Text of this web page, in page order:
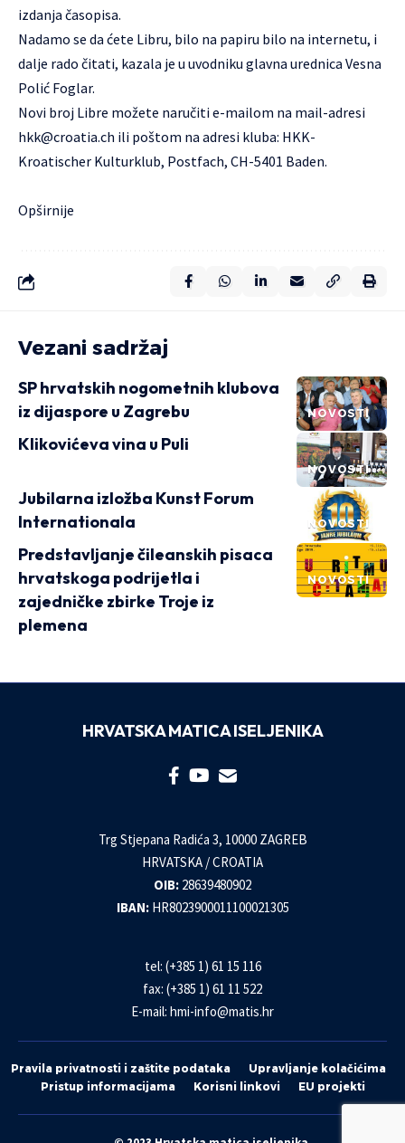
izdanja časopisa.
Nadamo se da ćete Libru, bilo na papiru bilo na internetu, i
dalje rado čitati, kazala je u uvodniku glavna urednica Vesna
Polić Foglar.
Novi broj Libre možete naručiti e-mailom na mail-adresi
hkk@croatia.ch ili poštom na adresi kluba: HKK-
Kroatischer Kulturklub, Postfach, CH-5401 Baden.
Opširnije
Vezani sadržaj
NOVOSTI
SP hrvatskih nogometnih klubova
iz dijaspore u Zagrebu
NOVOSTI
Klikovićeva vina u Puli
NOVOSTI
Jubilarna izložba Kunst Forum
Internationala
NOVOSTI
Predstavljanje čileanskih pisaca
hrvatskoga podrijetla i
zajedničke zbirke Troje iz
plemena
HRVATSKA MATICA ISELJENIKA
Trg Stjepana Radića 3, 10000 ZAGREB
HRVATSKA / CROATIA
OIB: 28639480902
IBAN: HR8023900011100021305
tel: (+385 1) 61 15 116
fax: (+385 1) 61 11 522
E-mail: hmi-info@matis.hr
Pravila privatnosti i zaštite podataka
Upravljanje kolačićima
Pristup informacijama
Korisni linkovi EU projekti